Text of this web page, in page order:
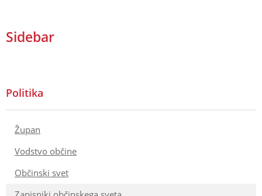
Sidebar
Politika
Župan
Vodstvo občine
Občinski svet